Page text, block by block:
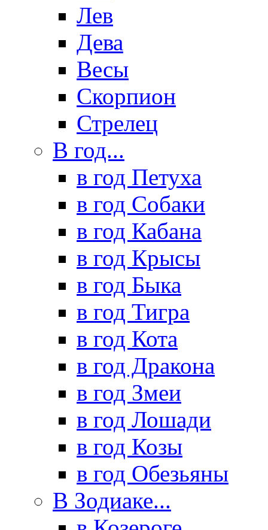
Лев
Дева
Весы
Скорпион
Стрелец
В год...
в год Петуха
в год Собаки
в год Кабана
в год Крысы
в год Быка
в год Тигра
в год Кота
в год Дракона
в год Змеи
в год Лошади
в год Козы
в год Обезьяны
В Зодиаке...